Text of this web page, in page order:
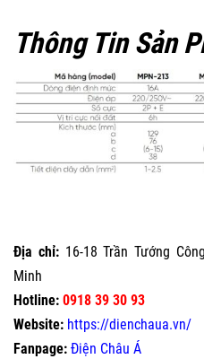
Thông Tin Sản
Địa chỉ:16-18 Trần Tướng
Minh
Hotline: 0918 39 30 93
Website: https://dienchaua.vn/
Fanpage: Điện Châu Á